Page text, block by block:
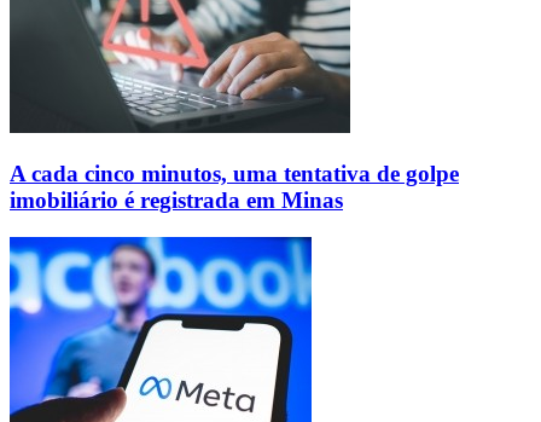
A cada cinco minutos, uma tentativa de golpe
imobiliário é registrada em Minas